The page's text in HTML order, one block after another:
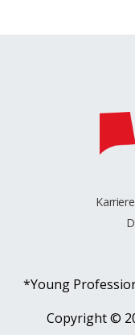
Karriere
*Young
Copyright ©